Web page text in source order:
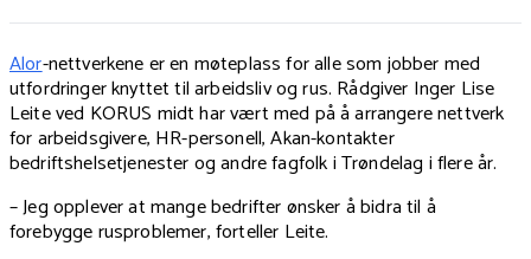
Alor-nettverkene er en møteplass for alle som jobber med
utfordringer knyttet til arbeidsliv og rus. Rådgiver Inger Lise
Leite ved KORUS midt har vært med på å arrangere nettverk
for arbeidsgivere, HR-personell, Akan-kontakter
bedriftshelsetjenester og andre fagfolk i Trøndelag i flere år.
–Jeg opplever at mange bedrifter ønsker å bidra til å
forebygge rusproblemer, forteller Leite.